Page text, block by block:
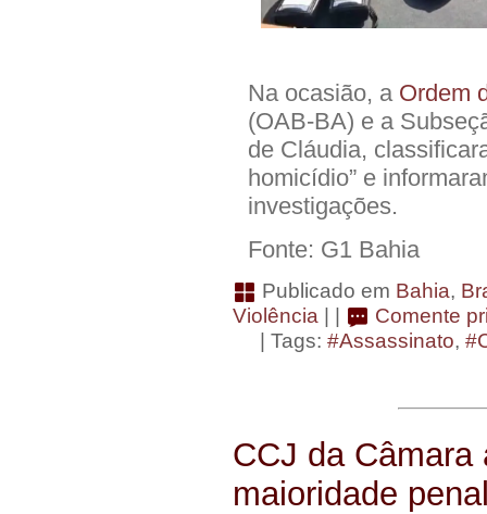
Na ocasião, a Ordem
(OAB-BA) e a
de Cláudia,
homicídio” e
investigações.
Fonte: G1 Bahia
Publicado em Bahia,
Violência | |
Comente
| Tags: #Assassinato,
CCJ da Câmara
maioridade